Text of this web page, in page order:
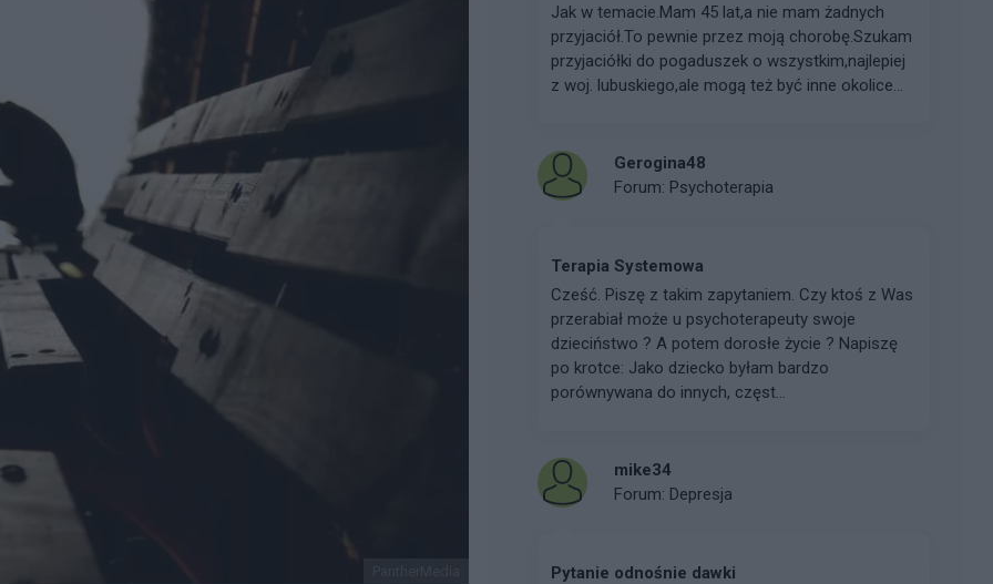
Jak w temacie.Mam 45 lat,a nie mam żadnych
przyjaciół.To pewnie przez moją chorobę.Szukam
przyjaciółki do pogaduszek o wszystkim,najlepiej
z woj. lubuskiego,ale mogą też być inne okolice...
Gerogina48
Forum: Psychoterapia
Terapia Systemowa
Cześć. Piszę z takim zapytaniem. Czy ktoś z Was
przerabiał może u psychoterapeuty swoje
dzieciństwo ? A potem dorosłe życie ? Napiszę
po krotce: Jako dziecko byłam bardzo
porównywana do innych, częst...
mike34
Forum: Depresja
Pytanie odnośnie dawki